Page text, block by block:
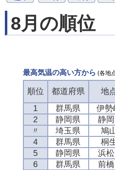
8月の順位
最高気温の高い方から (各地
順位 都道府県 地
1
群馬県 伊勢
2
静岡県 静
〃
埼玉県 鳩
4
群馬県 桐
5
静岡県 浜
6
群馬県 前